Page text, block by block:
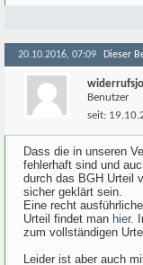
20.10.2016, 07:09 Dieser
Benutzer
seit:
Dass die in unseren
fehlerhaft sind und
durch das BGH Urteil
sicher geklärt sein.
Eine recht
Urteil findet man hier.
zum vollständigen
Leider ist aber auch